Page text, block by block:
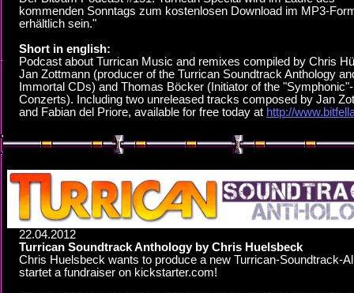
kommenden Sonntags zum kostenlosen Download im MP3-
erhältlich sein."
Short in english:
Podcast about Turrican Music and remixes compiled by Chris
Jan Zottmann (producer of the Turrican Soundtrack Anthology
Immortal CDs) and Thomas Böcker (Initiator of the "Symphonic"-
Conzerts). Including two unreleased tracks composed by Jan
and Fabian del Priore, available for free today at http://
22.04.2012
Turrican Soundtrack Anthology by Chris Huelsbeck
Chris Huelsbeck wants to produce a new Turrican-Soundtrack-
startet a fundraiser on kickstarter.com!